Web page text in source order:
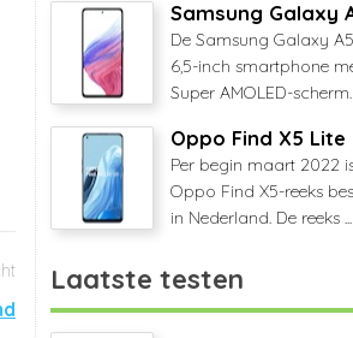
Samsung Galaxy
De Samsung Galaxy
6,5-inch smartphone
Super AMOLED-scherm.
Oppo Find X5 Lite
Per begin maart 2022
Oppo Find X5-reeks
in Nederland. De reeks ...
Laatste testen